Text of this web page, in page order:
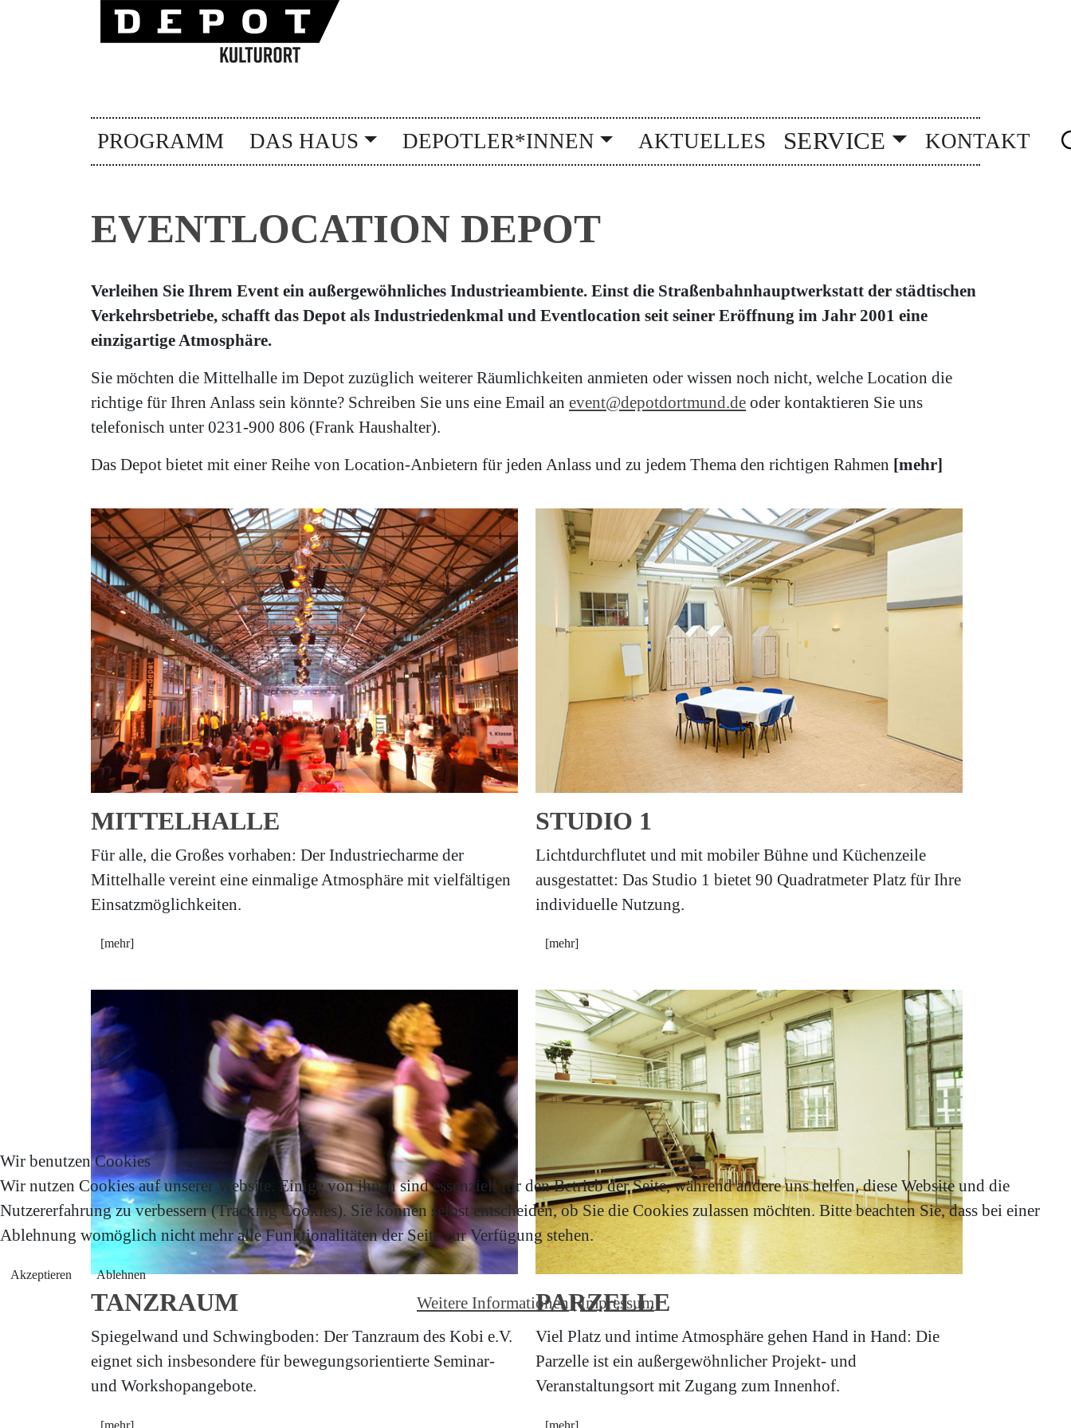
PROGRAMM DAS HAUS DEPOTLER*INNEN AKTUELLES SERVICE KONTAKT
EVENTLOCATION DEPOT
Verleihen Sie Ihrem Event ein außergewöhnliches Industrieambiente. Einst die Straßenbahnhauptwerkstatt der städtischen
Verkehrsbetriebe, schafft das Depot als Industriedenkmal und Eventlocation seit seiner Eröffnung im Jahr 2001 eine
einzigartige Atmosphäre.
Sie möchten die Mittelhalle im Depot zuzüglich weiterer Räumlichkeiten anmieten oder wissen noch nicht, welche Location die
richtige für Ihren Anlass sein könnte? Schreiben Sie uns eine Email an event@depotdortmund.de oder kontaktieren Sie uns
telefonisch unter 0231-900 806 (Frank Haushalter).
Das Depot bietet mit einer Reihe von Location-Anbietern für jeden Anlass und zu jedem Thema den richtigen Rahmen [mehr]
MITTELHALLE
Für alle, die Großes vorhaben: Der Industriecharme der
Mittelhalle vereint eine einmalige Atmosphäre mit vielfältigen
Einsatzmöglichkeiten.
[mehr]
STUDIO 1
Lichtdurchflutet und mit mobiler Bühne und Küchenzeile
ausgestattet: Das Studio 1 bietet 90 Quadratmeter Platz für Ihre
individuelle Nutzung.
[mehr]
TANZRAUM
Spiegelwand und Schwingboden: Der Tanzraum des Kobi e.V.
eignet sich insbesondere für bewegungsorientierte Seminar-
und Workshopangebote.
[mehr]
PARZELLE
Viel Platz und intime Atmosphäre gehen Hand in Hand: Die
Parzelle ist ein außergewöhnlicher Projekt- und
Veranstaltungsort mit Zugang zum Innenhof.
[mehr]
Wir benutzen Cookies
Wir nutzen Cookies auf unserer Website. Einige von ihnen sind essenziell für den Betrieb der Seite, während andere uns helfen, diese Website und die
Nutzererfahrung zu verbessern (Tracking Cookies). Sie können selbst entscheiden, ob Sie die Cookies zulassen möchten. Bitte beachten Sie, dass bei einer
Ablehnung womöglich nicht mehr alle Funktionalitäten der Seite zur Verfügung stehen.
Akzeptieren Ablehnen
Weitere Informationen |Impressum